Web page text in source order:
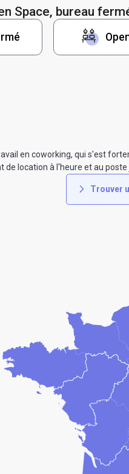
Space, bureau
en coworking, qui s'est
de location à l'heure et au
Trouver